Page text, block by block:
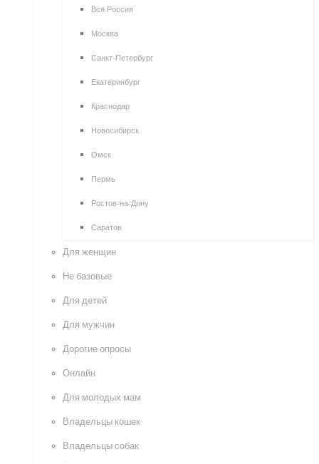
Вся Россия
Москва
Санкт-Петербург
Екатеринбург
Краснодар
Новосибирск
Омск
Пермь
Ростов-на-Дону
Саратов
Для женщин
Не базовые
Для детей
Для мужчин
Дорогие опросы
Онлайн
Для молодых мам
Владельцы кошек
Владельцы собак